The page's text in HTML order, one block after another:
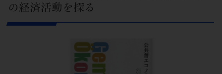
の経済活動を探る